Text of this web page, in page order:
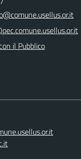
il Pubblico